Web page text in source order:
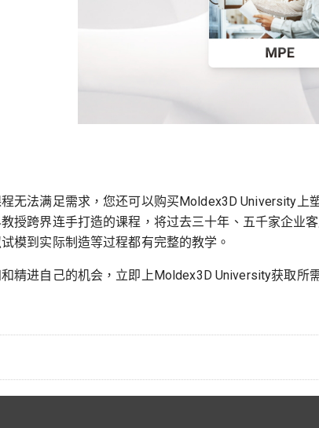
无法满足需求，您还可以购买Moldex3D University
授跨界连手打造的课程，将过去三十年、五千家企业
模到实际制造等过程都有完整的教学。
精进自己的机会，立即上Moldex3D University获取所